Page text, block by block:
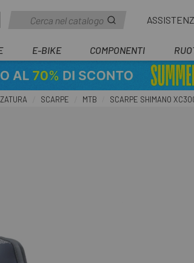
E-BIKE COMPONENTI
SCARPE MTB SCARPE SHIMANO